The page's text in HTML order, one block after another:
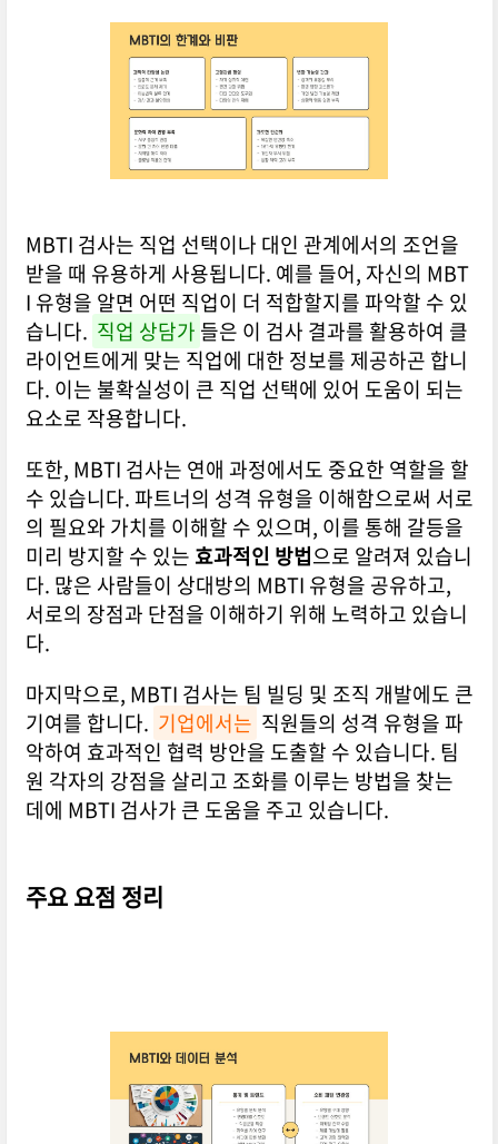
MBTI 검사는 직업 선택이나 대인 관계에서의 조언을
받을 때 유용하게 사용됩니다. 예를 들어, 자신의 MBT
I 유형을 알면 어떤 직업이 더 적합할지를 파악할 수 있
습니다. 직업 상담가 들은 이 검사 결과를 활용하여 클
라이언트에게 맞는 직업에 대한 정보를 제공하곤 합니
다. 이는 불확실성이 큰 직업 선택에 있어 도움이 되는
요소로 작용합니다.
또한, MBTI 검사는 연애 과정에서도 중요한 역할을 할
수 있습니다. 파트너의 성격 유형을 이해함으로써 서로
의 필요와 가치를 이해할 수 있으며, 이를 통해 갈등을
미리 방지할 수 있는 효과적인 방법으로 알려져 있습니
다. 많은 사람들이 상대방의 MBTI 유형을 공유하고,
서로의 장점과 단점을 이해하기 위해 노력하고 있습니
다.
마지막으로, MBTI 검사는 팀 빌딩 및 조직 개발에도 큰
기여를 합니다. 기업에서는 직원들의 성격 유형을 파
악하여 효과적인 협력 방안을 도출할 수 있습니다. 팀
원 각자의 강점을 살리고 조화를 이루는 방법을 찾는
데에 MBTI 검사가 큰 도움을 주고 있습니다.
주요 요점 정리